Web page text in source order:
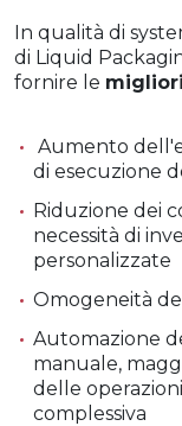
In qualità di
di Liquid
fornire le
Aumento
di esecuzione
Riduzione dei
necessità di
personalizzate
Omogeneità
Automazione
manuale,
delle
complessiva